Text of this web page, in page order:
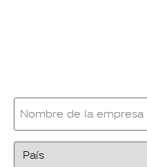
Nombre
de
empresa
País